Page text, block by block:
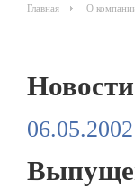
Главная О
Новости
06.05.2002